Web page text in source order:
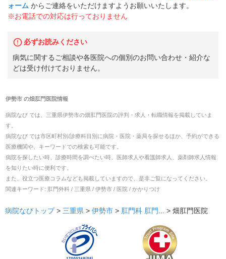
ォーム からご連絡をいただけますようお願いいたします。
※お電話での対応は行っておりません
必ずお読みください
病気に関するご相談や各医院への個別のお問い合わせ・紹介な
どは受け付けておりません。
伊勢市の畑肛門医院情報
病院なび では、 三重県伊勢市の畑肛門医院の評判・求人・転職情報を掲載していま
す。
病院なび では市区町村別/診療科目別に病院・医院・薬局を探せるほか、予約ができる
医療機関や、キーワードでの検索も可能です。
病院を探したい時、診療時間を調べたい時、医師求人や看護師求人、薬剤師求人情報
を知りたい時に便利です。
また、役立つ医療コラムなども掲載していますので、是非ご覧になってください。
関連キーワード: 肛門外科 / 三重県 / 伊勢市 / 医院 / かかりつけ
病院なびトップ > 三重県 > 伊勢市 > 肛門科 肛門 ... > 畑肛門医院